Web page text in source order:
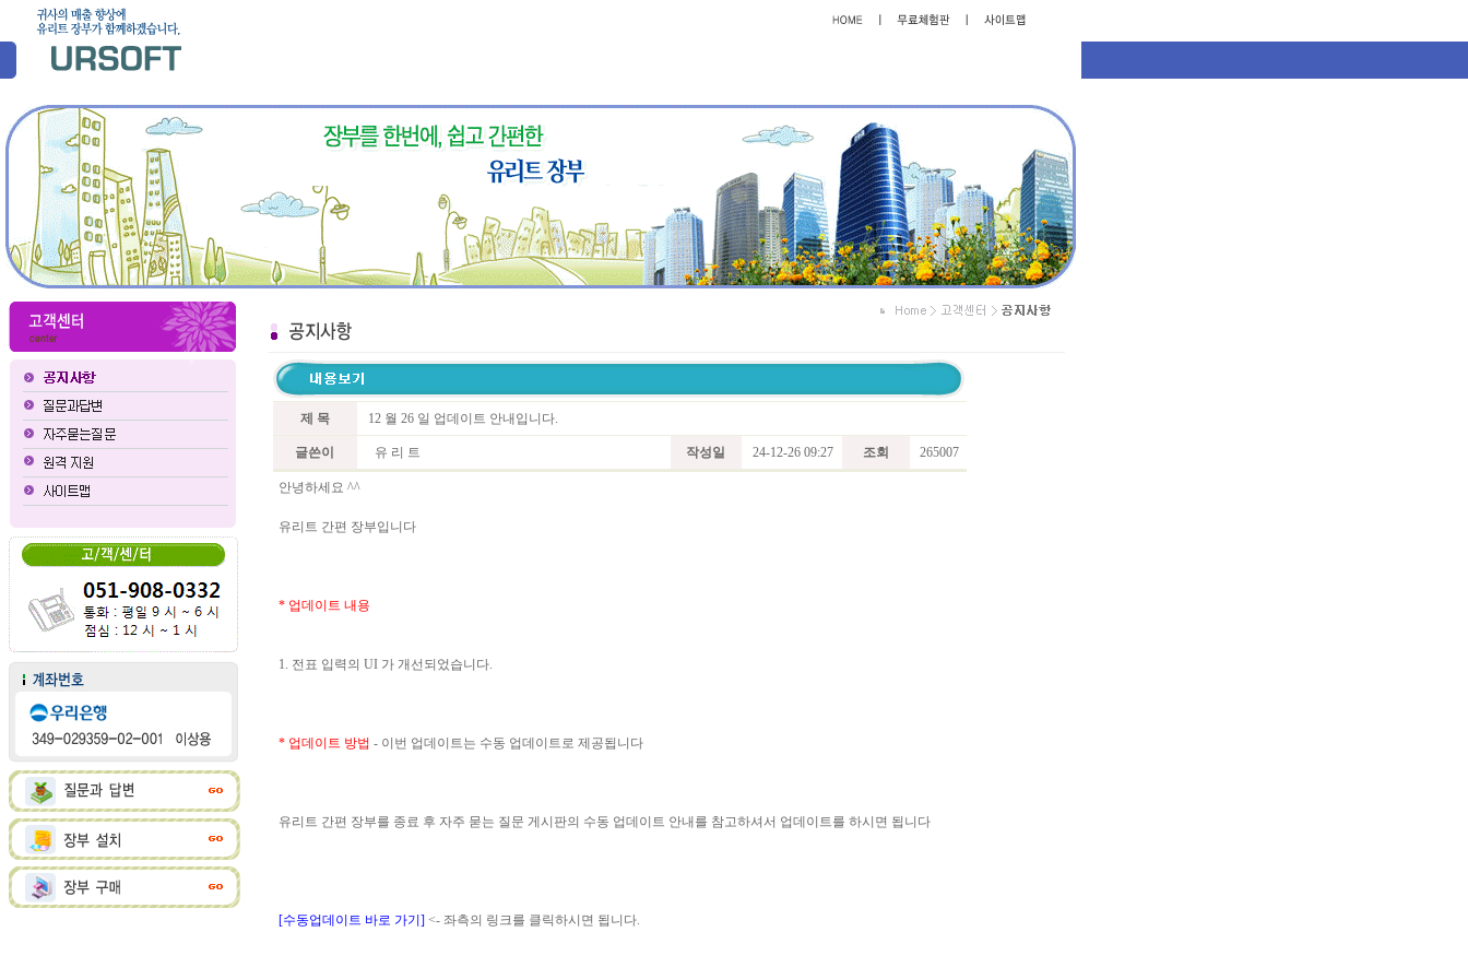
제 목 12 월 26 일 업데이트 안내입니다.
글쓴이 유 리 트 작성일 24-12-26 09:27 조회 265007
안녕하세요 ^^
유리트 간편 장부입니다
* 업데이트 내용
1. 전표 입력의 UI 가 개선되었습니다.
* 업데이트 방법 - 이번 업데이트는 수동 업데이트로 제공됩니다
유리트 간편 장부를 종료 후 자주 묻는 질문 게시판의 수동 업데이트 안내를 참고하셔서 업데이트를 하시면 됩니다
[수동업데이트 바로 가기] <- 좌측의 링크를 클릭하시면 됩니다.